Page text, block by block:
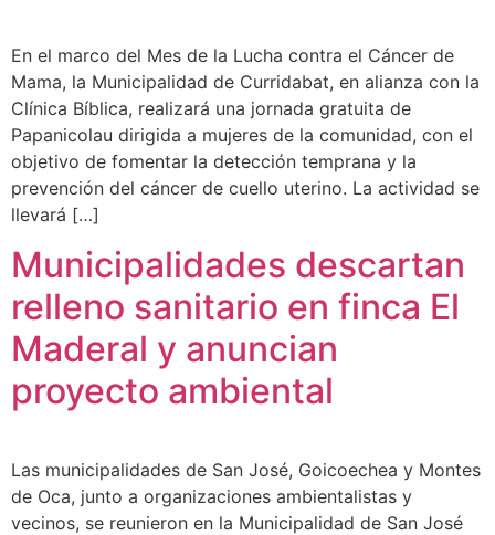
En el marco del Mes de la Lucha contra el Cáncer de
Mama, la Municipalidad de Curridabat, en alianza con la
Clínica Bíblica, realizará una jornada gratuita de
Papanicolau dirigida a mujeres de la comunidad, con el
objetivo de fomentar la detección temprana y la
prevención del cáncer de cuello uterino. La actividad se
llevará […]
Municipalidades descartan
relleno sanitario en finca El
Maderal y anuncian
proyecto ambiental
Las municipalidades de San José, Goicoechea y Montes
de Oca, junto a organizaciones ambientalistas y
vecinos, se reunieron en la Municipalidad de San José